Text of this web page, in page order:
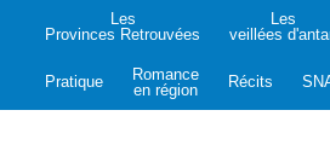
Les
Provinces Retrouvées
Les
veillées
Pratique
Romance
en région
Récits